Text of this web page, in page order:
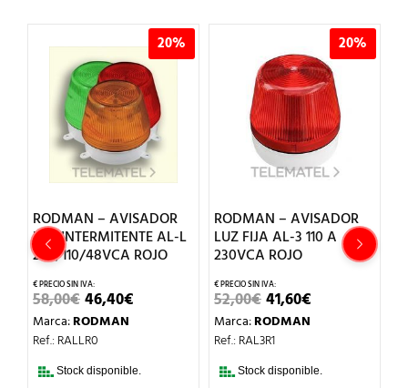
20%
RODMAN – AVISADOR
LED INTERMITENTE AL-L
230/110/48VCA ROJO
58,00€EL
PRECIO
ORIGINAL
ERA:
46,40€
Marca:RODMAN
Ref.: RALLR0
Stock disponible.
20%
RODMAN – AVISADOR
LUZ FIJA AL-3 110 A
230VCA ROJO
52,00€EL
PRECIO
ORIGINAL
ERA:
41,60€
Marca:RODMAN
Ref.: RAL3R1
Stock disponible.